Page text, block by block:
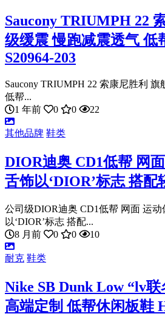
Saucony TRIUMPH 22
级缓震 慢跑减震透气 低
S20964-203
Saucony TRIUMPH 22 索康尼胜利
低帮...
1 年前
0 0 22
其他品牌 鞋类
DIOR迪奥 CD1低帮 网
舌饰以‘DIOR’标志 搭配
公司级DIOR迪奥 CD1低帮 网面 运
以‘DIOR’标志 搭配...
8 月前
0 0 10
耐克 鞋类
Nike SB Dunk Low “lv
高端定制 低帮休闲板鞋